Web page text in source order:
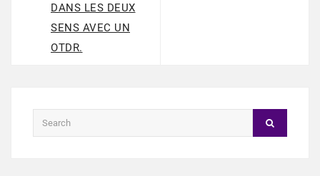
DANS LES DEUX
SENS AVEC UN
OTDR.